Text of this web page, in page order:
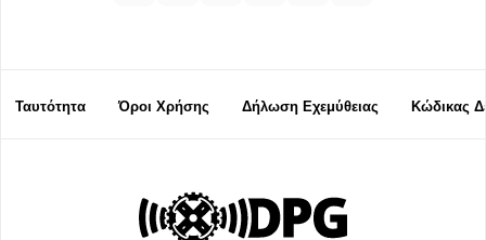
Ταυτότητα Όροι Χρήσης Δήλωση Εχεμύθειας Κώδικας